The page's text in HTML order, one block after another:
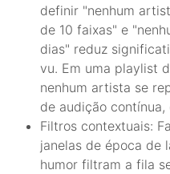
definir "nenhum
de 10 faixas" e
dias" reduz
vu. Em uma playlist
nenhum artista se
de audição
Filtros contextuais:
janelas de época de
humor filtram a fila